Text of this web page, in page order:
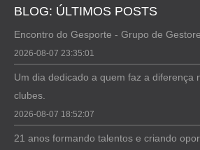
BLOG: ÚLTIMOS POSTS
Encontro do Gesporte - Grupo de
2026-08-07 23:35:01
Um dia dedicado a quem faz a diferença
clubes.
2026-08-07 18:52:07
21 anos formando talentos e criando